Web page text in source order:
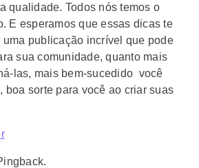
qualidade. Todos nós temos o
E esperamos que essas dicas te
publicação incrível que pode
sua comunidade, quanto mais
las, mais bem-sucedido você
boa sorte para você ao criar suas